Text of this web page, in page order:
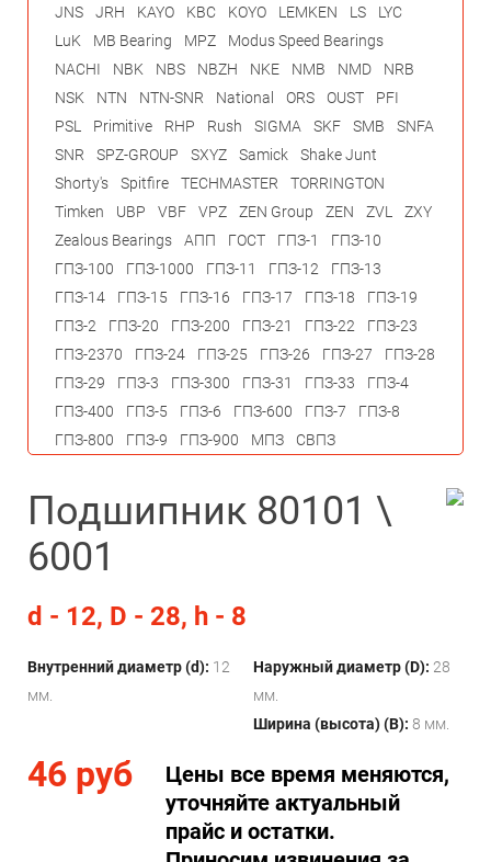
Подшипник 80101 \
6001
d - 12, D - 28, h - 8
Внутренний диаметр (d): 12
мм.
Наружный диаметр (D): 28
мм.
Ширина (высота) (B): 8 мм.
46 руб
Цены все время меняются,
уточняйте актуальный
прайс и остатки.
JNS
JRH KAYO KBC KOYO LEMKEN LS
LYC
LuK
MB Bearing MPZ
Modus Speed Bearings
NACHI
NBK NBS NBZH NKE NMB NMD
NRB
NSK
NTN NTN-SNR National ORS OUST
PFI
PSL
Primitive RHP Rush SIGMA SKF SMB
SNFA
SNR
SPZ-GROUP SXYZ Samick
Shake Junt
Shorty's
Spitfire TECHMASTER
TORRINGTON
Timken
UBP VBF VPZ ZEN Group ZEN ZVL
ZXY
Zealous Bearings
АПП ГОСТ ГПЗ-1
ГПЗ-10
ГПЗ-100
ГПЗ-1000 ГПЗ-11 ГПЗ-12
ГПЗ-13
ГПЗ-14
ГПЗ-15 ГПЗ-16 ГПЗ-17 ГПЗ-18
ГПЗ-19
ГПЗ-2
ГПЗ-20 ГПЗ-200 ГПЗ-21 ГПЗ-22
ГПЗ-23
ГПЗ-2370
ГПЗ-24 ГПЗ-25 ГПЗ-26 ГПЗ-27
ГПЗ-28
ГПЗ-29
ГПЗ-3 ГПЗ-300 ГПЗ-31 ГПЗ-33
ГПЗ-4
ГПЗ-400
ГПЗ-5 ГПЗ-6 ГПЗ-600 ГПЗ-7
ГПЗ-8
ГПЗ-800
ГПЗ-9 ГПЗ-900 МПЗ СВПЗ